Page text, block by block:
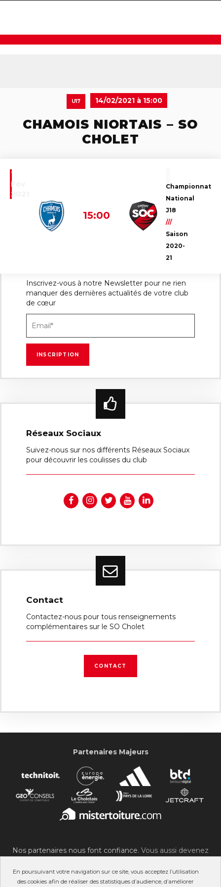
En poursuivant votre navigation sur ce site, vous acceptez l’utilisation
des cookies afin de réaliser des statistiques d’audience, d’améliorer
U17 14/02/2021 à 15:00
CHAMOIS NIORTAIS – SO
CHOLET
14
Fév
2021
15:00
Championnat
National
J18
///
Saison
2020-
21
Inscrivez-vous à notre Newsletter pour ne rien
manquer des dernières actualités de votre club
de cœur
Réseaux Sociaux
Suivez-nous sur nos différents Réseaux Sociaux
pour découvrir les coulisses du club
Contact
Contactez-nous pour tous renseignements
complémentaires sur le SO Cholet
CONTACT
Partenaires Majeurs
Nos partenaires nous font confiance. Vous aussi devenez